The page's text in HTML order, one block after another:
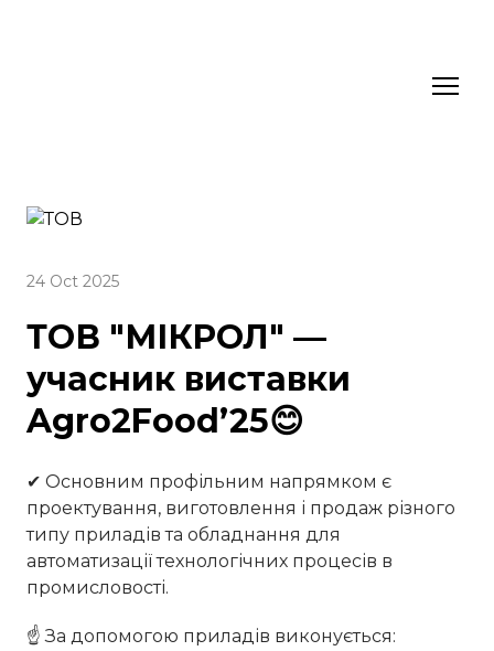
24 Oct 2025
ТОВ "МІКРОЛ" —
учасник виставки
Agro2Food’25😊
✔ Основним профільним напрямком є
проектування, виготовлення і продаж різного
типу приладів та обладнання для
автоматизації технологічних процесів в
промисловості.
☝ За допомогою приладів виконується: